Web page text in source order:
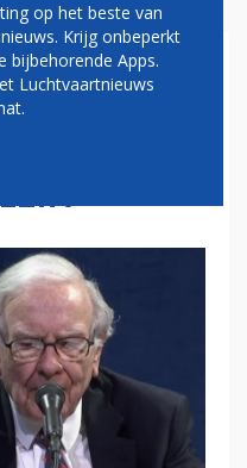
DE
op het beste van
Krijg onbeperkt
bijbehorende Apps.
Luchtvaartnieuws